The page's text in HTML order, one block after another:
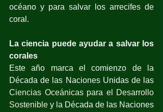
océano y para salvar los arrecifes de
coral.
La ciencia puede ayudar a salvar los
corales
Este año marca el comienzo de la
Ciencias Oceánicas para el Desarrollo
Sostenible y la Década de las Naciones